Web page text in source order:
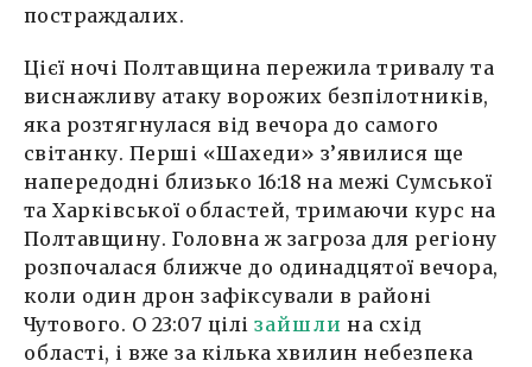
постраждалих.
Цієї ночі Полтавщина пережила тривалу та
виснажливу атаку ворожих безпілотників,
яка розтягнулася від вечора до самого
світанку. Перші «Шахеди» з’явилися ще
напередодні близько 16:18 на межі Сумської
та Харківської областей, тримаючи курс на
Полтавщину. Головна ж загроза для регіону
розпочалася ближче до одинадцятої вечора,
коли один дрон зафіксували в районі
Чутового. О 23:07 цілізайшли на схід
області, і вже за кілька хвилин небезпека